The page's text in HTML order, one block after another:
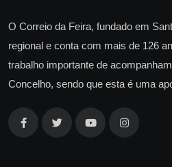
O Correio da Feira, fundado em
regional e conta com mais de 126
trabalho importante de
Concelho, sendo que esta é uma